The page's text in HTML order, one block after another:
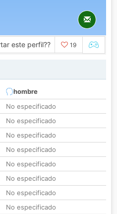
este perfil?? 19
hombre
No especificado
No especificado
No especificado
No especificado
No especificado
No especificado
No especificado
No especificado